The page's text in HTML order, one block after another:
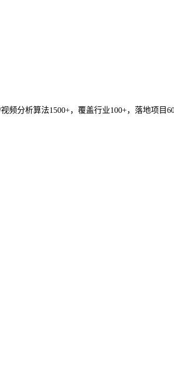
分析算法1500+，覆盖行业100+，落地项目